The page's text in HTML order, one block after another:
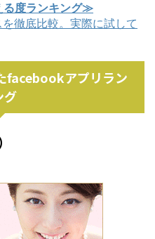
度ランキング≫
徹底比較。実際に試して
facebookアプリラン
グ